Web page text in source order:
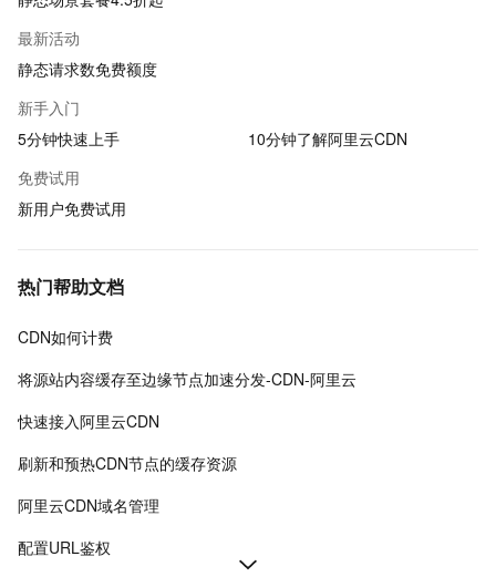
最新活动
静态请求数免费额度
新手入门
5分钟快速上手
10分钟了解阿里云CDN
免费试用
新用户免费试用
热门帮助文档
CDN如何计费
将源站内容缓存至边缘节点加速分发-CDN-阿里云
快速接入阿里云CDN
刷新和预热CDN节点的缓存资源
阿里云CDN域名管理
配置URL鉴权